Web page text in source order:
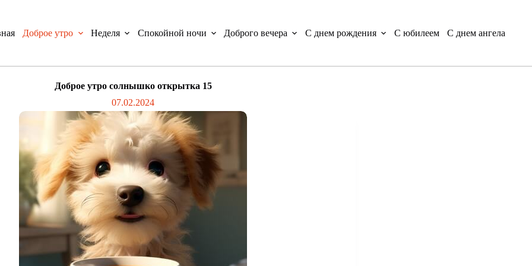
Доброе утро Неделя Спокойной ночи Доброго вечера С днем рождения С юбилеем С днем ангела
Доброе утро солнышко открытка 15
07.02.2024